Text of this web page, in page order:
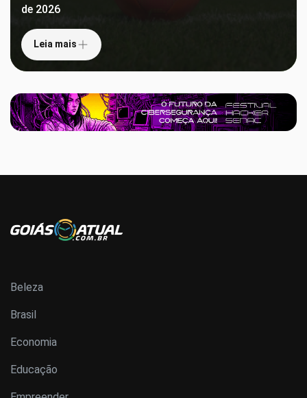
de 2026
Leia mais
Beleza
Brasil
Economia
Educação